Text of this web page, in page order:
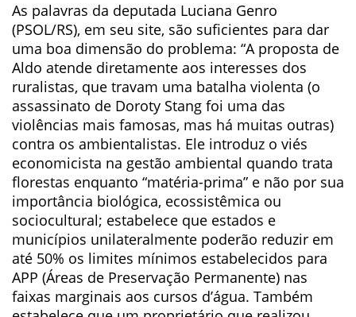
As palavras da deputada Luciana Genro
(PSOL/RS), em seu site, são suficientes para dar
uma boa dimensão do problema: “A proposta de
Aldo atende diretamente aos interesses dos
ruralistas, que travam uma batalha violenta (o
assassinato de Doroty Stang foi uma das
violências mais famosas, mas há muitas outras)
contra os ambientalistas. Ele introduz o viés
economicista na gestão ambiental quando trata
florestas enquanto “matéria-prima” e não por sua
importância biológica, ecossistêmica ou
sociocultural; estabelece que estados e
municípios unilateralmente poderão reduzir em
até 50% os limites mínimos estabelecidos para
APP (Áreas de Preservação Permanente) nas
faixas marginais aos cursos d’água. Também